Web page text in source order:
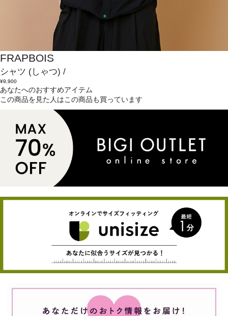
FRAPBOIS
シャツ (しゃつ) /
¥9,900
あなたへのおすすめアイテム
この商品を見た人はこの商品も買っています